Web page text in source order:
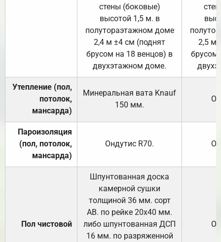
стены (боковые)
высотой 1,5 м. в
полутораэтажном доме
2,4 м ±4 см (поднят
брусом на 18 венцов) в
двухэтажном доме.
2,5 м
брусом
Утепление (пол,
потолок,
мансарда)
Минеральная вата Knauf
150 мм.
Пароизоляция
(пол, потолок,
мансарда)
Ондутис R70.
Пол чистовой
Шпунтованная доска
камерной сушки
толщиной 36 мм. сорт
АВ. по рейке 20х40 мм.
либо шпунтованная ДСП
16 мм. по разряженной